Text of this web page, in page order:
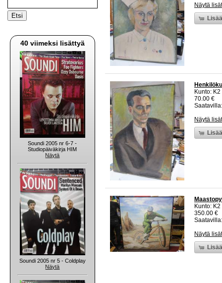
40 viimeksi lisättyä
Soundi 2005 nr 6-7 -
Studiopäiväkirja HIM
Näytä
Soundi 2005 nr 5 - Coldplay
Näytä
Näytä
Kunto:
70.00 €
Näytä
Kunto:
350.00 €
Näytä